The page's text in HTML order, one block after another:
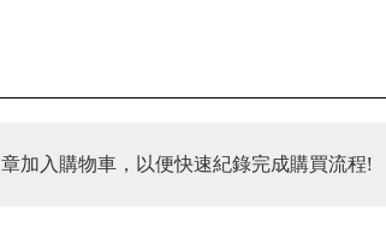
加入購物車，以便快速紀錄完成購買流程!